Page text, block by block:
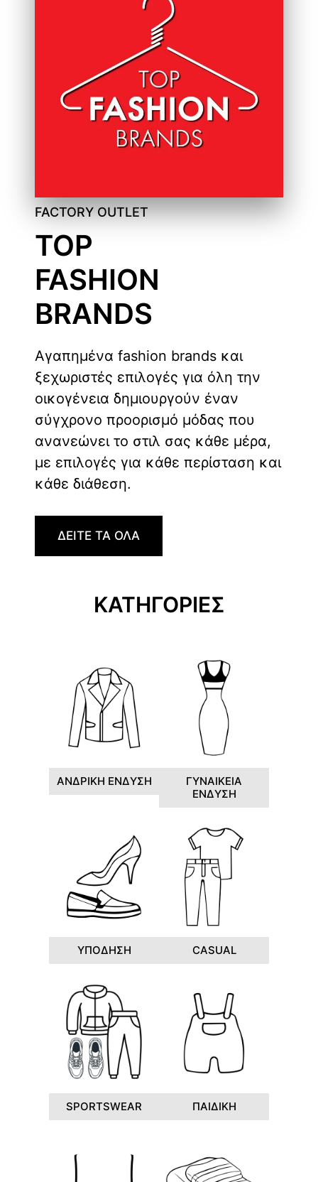
FACTORY OUTLET
TOP
FASHION
BRANDS
Αγαπημένα fashion brands και
ξεχωριστές επιλογές για όλη την
οικογένεια δημιουργούν έναν
σύγχρονο προορισμό μόδας που
ανανεώνει το στιλ σας κάθε μέρα,
με επιλογές για κάθε περίσταση και
κάθε διάθεση.
ΔΕΙΤΕ ΤΑ ΟΛΑ
ΚΑΤΗΓΟΡΙΕΣ
ΑΝΔΡΙΚΗ ΕΝΔΥΣΗ
ΓΥΝΑΙΚΕΙΑ
ΕΝΔΥΣΗ
ΥΠΟΔΗΣΗ CASUAL
SPORTSWEAR ΠΑΙΔΙΚΗ